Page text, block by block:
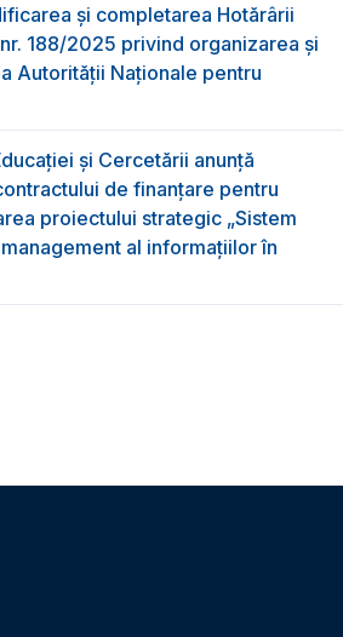
și completarea Hotărârii
188/2025 privind organizarea şi
Autorităţii Naţionale pentru
și Cercetării anunță
de finanțare pentru
proiectului strategic „Sistem
al informațiilor în